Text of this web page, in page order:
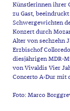
Künstlerinnen ihrer
zu Gast,
Schwergewichten
Konzert durch
Alter von sechzehn
Erzbischof
diesjährigen MDR-
von Vivaldis Vier
Concerto A-Dur mit
Foto: Marco